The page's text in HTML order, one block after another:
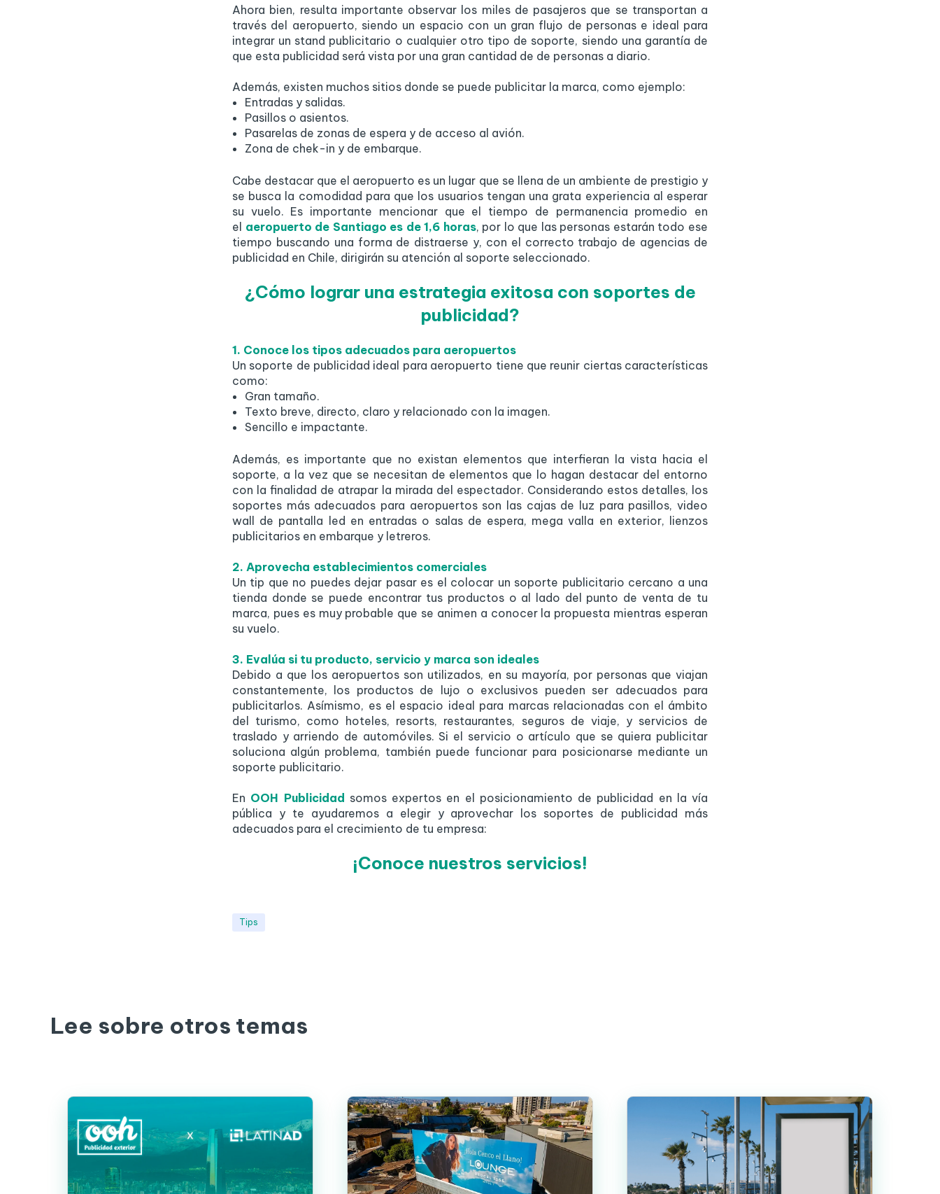
Ahora bien, resulta importante observar los miles de pasajeros que se transportan a
través del aeropuerto, siendo un espacio con un gran flujo de personas e ideal para
integrar un stand publicitario o cualquier otro tipo de soporte, siendo una garantía de
que esta publicidad será vista por una gran cantidad de de personas a diario.
Además, existen muchos sitios donde se puede publicitar la marca, como ejemplo:
Entradas y salidas.
Pasillos o asientos.
Pasarelas de zonas de espera y de acceso al avión.
Zona de chek-in y de embarque.
Cabe destacar que el aeropuerto es un lugar que se llena de un ambiente de prestigio y
se busca la comodidad para que los usuarios tengan una grata experiencia al esperar
su vuelo. Es importante mencionar que el tiempo de permanencia promedio en
el aeropuerto de Santiago es de 1,6 horas, por lo que las personas estarán todo ese
tiempo buscando una forma de distraerse y, con el correcto trabajo de agencias de
publicidad en Chile, dirigirán su atención al soporte seleccionado.
¿Cómo lograr una estrategia exitosa con soportes de
publicidad?
1. Conoce los tipos adecuados para aeropuertos
Un soporte de publicidad ideal para aeropuerto tiene que reunir ciertas características
como:
Gran tamaño.
Texto breve, directo, claro y relacionado con la imagen.
Sencillo e impactante.
Además, es importante que no existan elementos que interfieran la vista hacia el
soporte, a la vez que se necesitan de elementos que lo hagan destacar del entorno
con la finalidad de atrapar la mirada del espectador. Considerando estos detalles, los
soportes más adecuados para aeropuertos son las cajas de luz para pasillos, video
wall de pantalla led en entradas o salas de espera, mega valla en exterior, lienzos
publicitarios en embarque y letreros.
2. Aprovecha establecimientos comerciales
Un tip que no puedes dejar pasar es el colocar un soporte publicitario cercano a una
tienda donde se puede encontrar tus productos o al lado del punto de venta de tu
marca, pues es muy probable que se animen a conocer la propuesta mientras esperan
su vuelo.
3. Evalúa si tu producto, servicio y marca son ideales
Debido a que los aeropuertos son utilizados, en su mayoría, por personas que viajan
constantemente, los productos de lujo o exclusivos pueden ser adecuados para
publicitarlos. Asímismo, es el espacio ideal para marcas relacionadas con el ámbito
del turismo, como hoteles, resorts, restaurantes, seguros de viaje, y servicios de
traslado y arriendo de automóviles. Si el servicio o artículo que se quiera publicitar
soluciona algún problema, también puede funcionar para posicionarse mediante un
soporte publicitario.
En OOH Publicidad somos expertos en el posicionamiento de publicidad en la vía
pública y te ayudaremos a elegir y aprovechar los soportes de publicidad más
adecuados para el crecimiento de tu empresa:
¡Conoce nuestros servicios!
Tips
Lee sobre otros temas